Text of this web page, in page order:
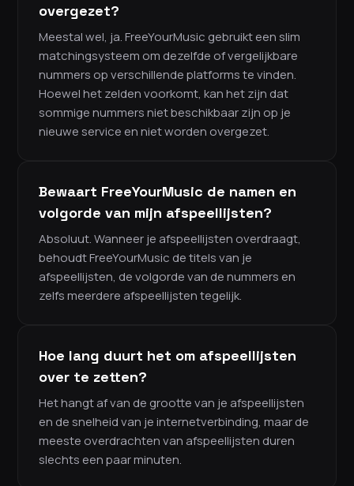
overgezet?
Meestal wel, ja. FreeYourMusic gebruikt een slim
matchingsysteem om dezelfde of vergelijkbare
nummers op verschillende platforms te vinden.
Hoewel het zelden voorkomt, kan het zijn dat
sommige nummers niet beschikbaar zijn op je
nieuwe service en niet worden overgezet.
Bewaart FreeYourMusic de namen en
volgorde van mijn afspeellijsten?
Absoluut. Wanneer je afspeellijsten overdraagt,
behoudt FreeYourMusic de titels van je
afspeellijsten, de volgorde van de nummers en
zelfs meerdere afspeellijsten tegelijk.
Hoe lang duurt het om afspeellijsten
over te zetten?
Het hangt af van de grootte van je afspeellijsten
en de snelheid van je internetverbinding, maar de
meeste overdrachten van afspeellijsten duren
slechts een paar minuten.